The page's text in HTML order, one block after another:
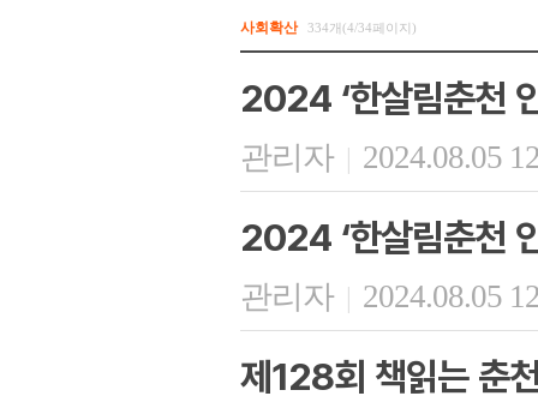
사회확산 334개(4/34페이지)
2024 ‘한살림춘천
관리자 | 2024.08.05
2024 ‘한살림춘천
관리자 | 2024.08.05
제128회 책읽는 춘